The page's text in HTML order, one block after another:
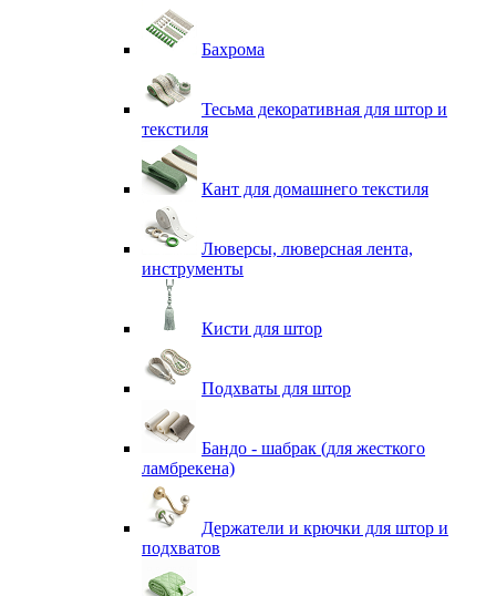
Бахрома
Тесьма декоративная для штор и
текстиля
Кант для домашнего текстиля
Люверсы, люверсная лента,
инструменты
Кисти для штор
Подхваты для штор
Бандо - шабрак (для жесткого
ламбрекена)
Держатели и крючки для штор и
подхватов